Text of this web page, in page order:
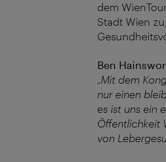
dem
Stadt Wien
Ben
„Mit dem
nur einen
es ist uns ein
Öffentlichkeit
von